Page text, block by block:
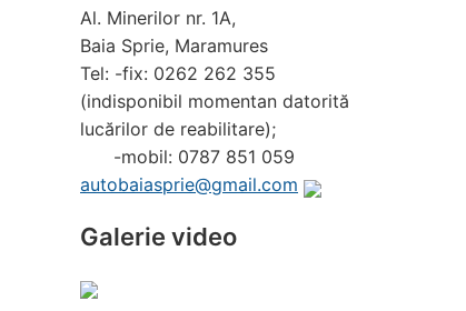
Al. Minerilor nr. 1A,
Baia Sprie, Maramures
Tel: -fix: 0262 262 355
(indisponibil momentan datorită
lucărilor de reabilitare);
-mobil: 0787 851 059
autobaiasprie@gmail.com
Galerie video